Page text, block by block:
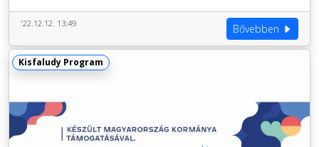
'22.12.12. 13:49 Bővebben
Kisfaludy Program